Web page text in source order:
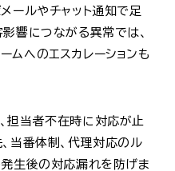
ールやチャット通知で足
響につながる異常では、
ムへのエスカレーションも
担当者不在時に対応が止
当番体制、代理対応のル
発生後の対応漏れを防げま